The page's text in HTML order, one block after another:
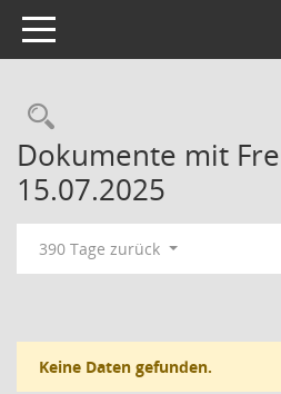
Toggle navigation
Rechercheauswahl
Dokumente mit
15.07.2025
390 Tage zurück
Keine Daten gefunden.